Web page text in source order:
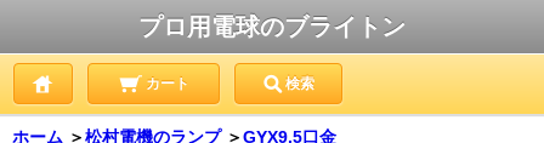
プロ用電球のブライトン
カート 検索
ホーム ＞松村電機のランプ ＞GYX9.5口金